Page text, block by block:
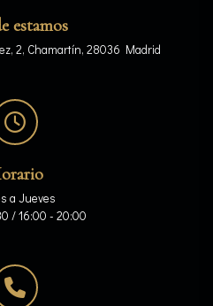
estamos
2, Chamartín, 28036 Madrid
a Jueves
/ 16:00 - 20:00